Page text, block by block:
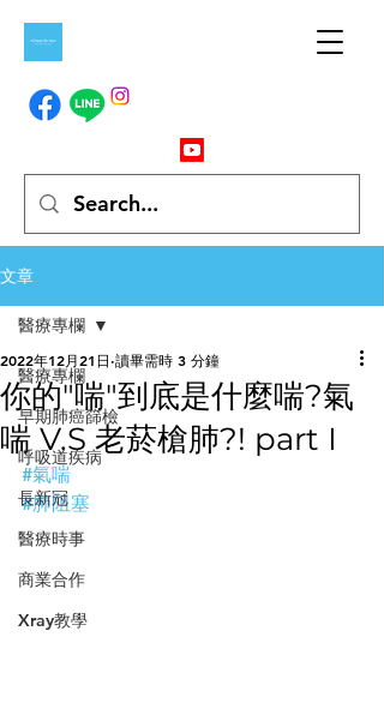
文章
醫療專欄
早期肺癌篩檢
呼吸道疾病
長新冠
醫療時事
商業合作
Xray教學
醫療專欄
你的"喘"到底是什麼喘?氣
喘 V.S 老菸槍肺?! part I
2022年12月21日 讀畢需時 3 分鐘
#氣喘
#肺阻塞